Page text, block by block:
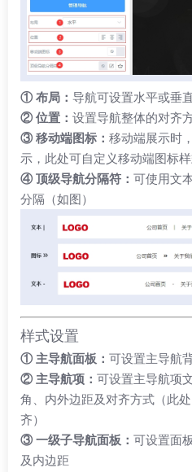
① 布局： 导航可设置水平或垂
② 位置： 设置导航整体的对齐
③ 移动端图标： 移动端展示时
示，此处可自定义移动端图标
④ 顶级导航分隔符： 可使用文
分隔（如图）
样式设置
① 主导航面板： 可设置主导航
② 主导航项： 可设置主导航项
角、内外边距及对齐方式（此
齐）
③ 一级子导航面板： 可设置面
及内边距